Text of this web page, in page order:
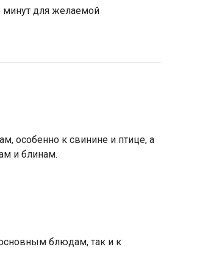
минут для желаемой
особенно к свинине и птице, а
и блинам.
блюдам, так и к